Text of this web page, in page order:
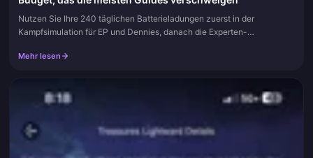
Nutzen Sie Ihre 240 täglichen Batterieladungen zuerst in der
Kampfsimulation für EP und Dennies, danach die Experten-
kostenlo...
Mehr lesen